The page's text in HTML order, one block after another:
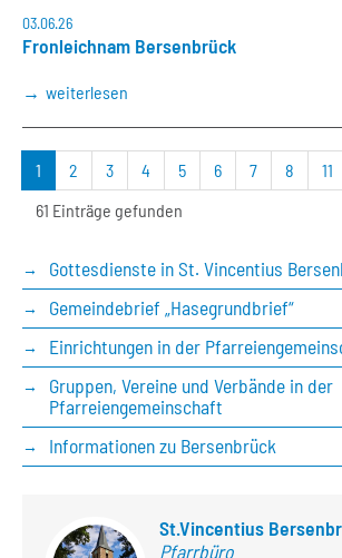
03.06.26
Fronleichnam Bersenbrück
weiterlesen
1 2 3 4 5 6 7 8 11
61 Einträge gefunden
Gottesdienste in St. Vincentius
Gemeindebrief „Hasegrundbrief“
Einrichtungen in der
Gruppen, Vereine und Verbände in der
Pfarreiengemeinschaft
Informationen zu Bersenbrück
St.Vincentius
Pfarrbüro